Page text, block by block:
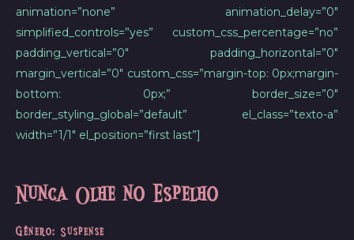
animation=”none” animation_delay=”0″
simplified_controls=”yes” custom_css_percentage=”no”
padding_vertical=”0″ padding_horizontal=”0″
margin_vertical=”0″ custom_css=”margin-top: 0px;margin-
bottom: 0px;” border_size=”0″
border_styling_global=”default” el_class=”texto-a”
width=”1/1″ el_position=”first last”]
Nunca Olhe no Espelho
Gênero: Suspense